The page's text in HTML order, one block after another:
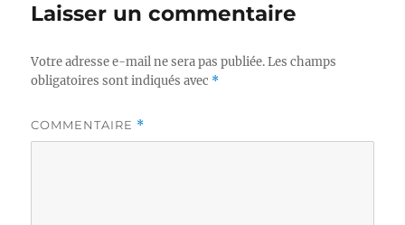
Laisser un commentaire
Votre adresse e-mail ne sera pas publiée. Les champs
obligatoires sont indiqués avec *
COMMENTAIRE *